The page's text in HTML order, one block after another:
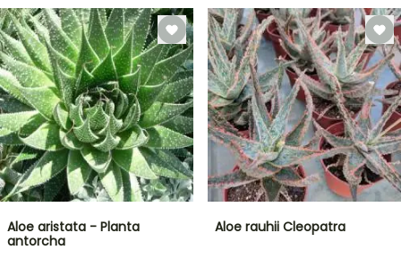
Aloe aristata - Planta
antorcha
Aloe rauhii Cleopatra